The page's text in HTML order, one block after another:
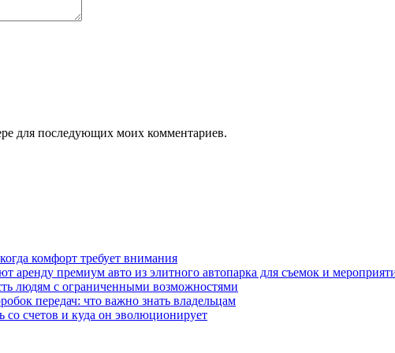
для последующих моих комментариев.
комфорт требует внимания
аренду премиум авто из элитного автопарка для съемок и
людям с ограниченными возможностями
передач: что важно знать владельцам
со счетов и куда он эволюционирует